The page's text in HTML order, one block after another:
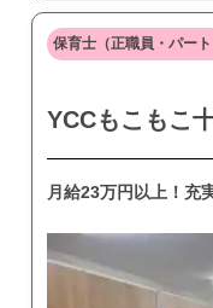
保育士（正職員・パート
YCCもこもこ
月給23万円以上！充